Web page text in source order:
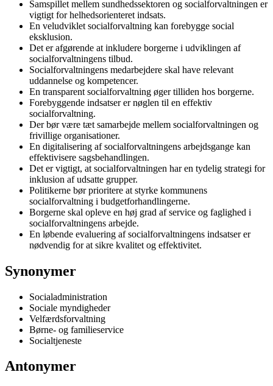
Samspillet mellem sundhedssektoren og socialforvaltningen er
vigtigt for helhedsorienteret indsats.
En veludviklet socialforvaltning kan forebygge social
eksklusion.
Det er afgørende at inkludere borgerne i udviklingen af
socialforvaltningens tilbud.
Socialforvaltningens medarbejdere skal have relevant
uddannelse og kompetencer.
En transparent socialforvaltning øger tilliden hos borgerne.
Forebyggende indsatser er nøglen til en effektiv
socialforvaltning.
Der bør være tæt samarbejde mellem socialforvaltningen og
frivillige organisationer.
En digitalisering af socialforvaltningens arbejdsgange kan
effektivisere sagsbehandlingen.
Det er vigtigt, at socialforvaltningen har en tydelig strategi for
inklusion af udsatte grupper.
Politikerne bør prioritere at styrke kommunens
socialforvaltning i budgetforhandlingerne.
Borgerne skal opleve en høj grad af service og faglighed i
socialforvaltningens arbejde.
En løbende evaluering af socialforvaltningens indsatser er
nødvendig for at sikre kvalitet og effektivitet.
Synonymer
Socialadministration
Sociale myndigheder
Velfærdsforvaltning
Børne- og familieservice
Socialtjeneste
Antonymer